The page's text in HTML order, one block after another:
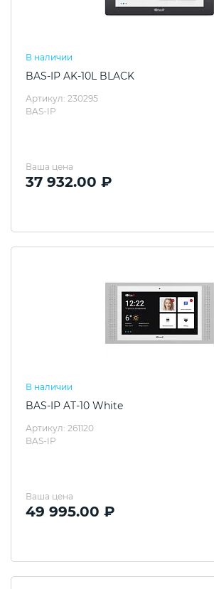
В наличии
BAS-IP AK-10L BLACK
Артикул: 230295
BAS-IP
Ваша цена
37 932.00 ₽
В наличии
BAS-IP AT-10 White
Артикул: 261120
BAS-IP
Ваша цена
49 995.00 ₽